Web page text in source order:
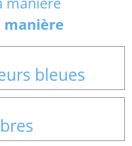
manière
bleues